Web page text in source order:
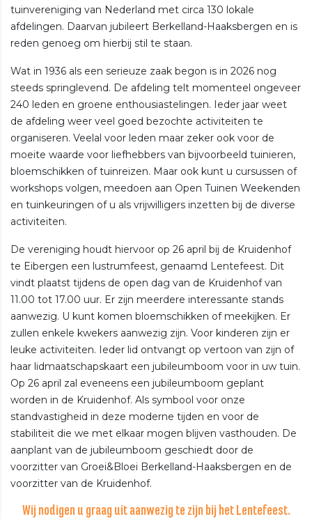
tuinvereniging van Nederland met circa 130 lokale
afdelingen. Daarvan jubileert Berkelland-Haaksbergen en is
reden genoeg om hierbij stil te staan.
Wat in 1936 als een serieuze zaak begon is in 2026 nog
steeds springlevend. De afdeling telt momenteel ongeveer
240 leden en groene enthousiastelingen. Ieder jaar weet
de afdeling weer veel goed bezochte activiteiten te
organiseren. Veelal voor leden maar zeker ook voor de
moeite waarde voor liefhebbers van bijvoorbeeld tuinieren,
bloemschikken of tuinreizen. Maar ook kunt u cursussen of
workshops volgen, meedoen aan Open Tuinen Weekenden
en tuinkeuringen of u als vrijwilligers inzetten bij de diverse
activiteiten.
De vereniging houdt hiervoor op 26 april bij de Kruidenhof
te Eibergen een lustrumfeest, genaamd Lentefeest. Dit
vindt plaatst tijdens de open dag van de Kruidenhof van
11.00 tot 17.00 uur. Er zijn meerdere interessante stands
aanwezig. U kunt komen bloemschikken of meekijken. Er
zullen enkele kwekers aanwezig zijn. Voor kinderen zijn er
leuke activiteiten. Ieder lid ontvangt op vertoon van zijn of
haar lidmaatschapskaart een jubileumboom voor in uw tuin.
Op 26 april zal eveneens een jubileumboom geplant
worden in de Kruidenhof. Als symbool voor onze
standvastigheid in deze moderne tijden en voor de
stabiliteit die we met elkaar mogen blijven vasthouden. De
aanplant van de jubileumboom geschiedt door de
voorzitter van Groei&Bloei Berkelland-Haaksbergen en de
voorzitter van de Kruidenhof.
Wij nodigen u graag uit aanwezig te zijn bij het Lentefeest.